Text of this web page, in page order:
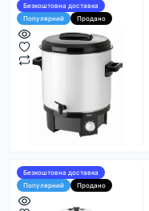
Безкоштовна доставка
Популярний
Продано
Безкоштовна доставка
Популярний
Продано